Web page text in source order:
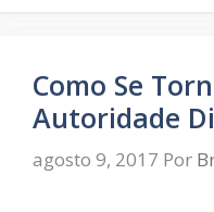
Como Se
Autoridade
agosto 9, 2017 Por